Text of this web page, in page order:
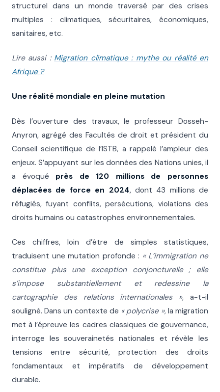
structurel dans un monde traversé par des crises
multiples : climatiques, sécuritaires, économiques,
sanitaires, etc.
Lire aussi : Migration climatique : mythe ou réalité en
Afrique ?
Une réalité mondiale en pleine mutation
Dès l’ouverture des travaux, le professeur Dosseh-
Anyron, agrégé des Facultés de droit et président du
Conseil scientifique de l’ISTB, a rappelé l’ampleur des
enjeux. S’appuyant sur les données des Nations unies, il
a évoqué près de 120 millions de personnes
déplacées de force en 2024, dont 43 millions de
réfugiés, fuyant conflits, persécutions, violations des
droits humains ou catastrophes environnementales.
Ces chiffres, loin d’être de simples statistiques,
traduisent une mutation profonde : « L’immigration ne
constitue plus une exception conjoncturelle ; elle
s’impose substantiellement et redessine la
cartographie des relations internationales », a-t-il
souligné. Dans un contexte de « polycrise »,la migration
met à l’épreuve les cadres classiques de gouvernance,
interroge les souverainetés nationales et révèle les
tensions entre sécurité, protection des droits
fondamentaux et impératifs de développement
durable.